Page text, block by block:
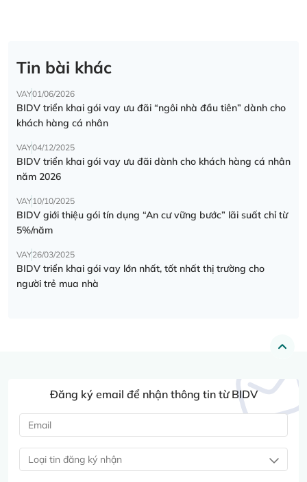
Tin bài khác
VAY01/06/2026
BIDV triển khai gói vay ưu đãi “ngôi nhà đầu tiên” dành cho
khách hàng cá nhân
VAY04/12/2025
BIDV triển khai gói vay ưu đãi dành cho khách hàng cá nhân
năm 2026
VAY10/10/2025
BIDV giới thiệu gói tín dụng “An cư vững bước” lãi suất chỉ từ
5%/năm
VAY26/03/2025
BIDV triển khai gói vay lớn nhất, tốt nhất thị trường cho
người trẻ mua nhà
Đăng ký email để nhận thông tin từ BIDV
Loại tin đăng ký nhận